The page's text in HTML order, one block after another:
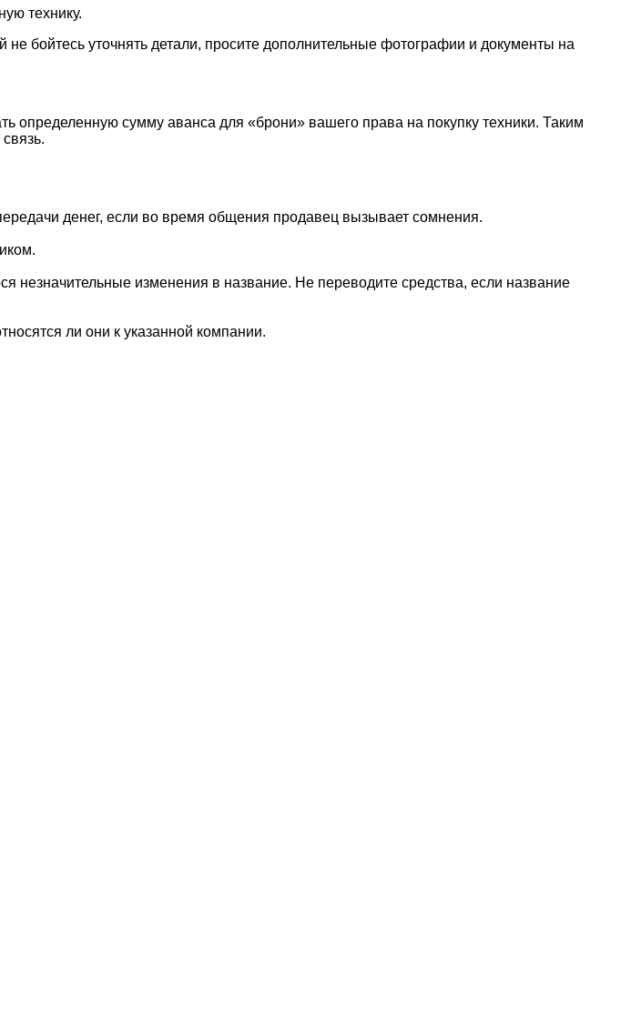
технику.
бойтесь уточнять детали, просите дополнительные фотографии и документы на
сумму аванса для «брони» вашего права на покупку техники. Таким
денег, если во время общения продавец вызывает сомнения.
незначительные изменения в название. Не переводите средства, если название
ли они к указанной компании.